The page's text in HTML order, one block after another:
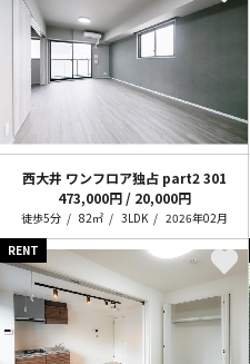
西大井 ワンフロア独占 part2 301
473,000円 / 20,000円
徒歩5分 82㎡ 3LDK 2026年02月
RENT